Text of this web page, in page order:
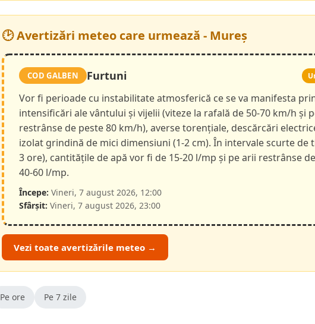
🕑 Avertizări meteo care urmează - Mureș
COD GALBEN Furtuni
Vor fi perioade cu instabilitate atmosferică ce se va manifesta
intensificări ale vântului și vijelii (viteze la rafală de 50-70 km/h și
restrânse de peste 80 km/h), averse torențiale, descărcări
izolat grindină de mici dimensiuni (1-2 cm). În intervale scurte de
3 ore), cantitățile de apă vor fi de 15-20 l/mp și pe arii restrânse
40-60 l/mp.
Începe: Vineri, 7 august 2026, 12:00
Sfârșit: Vineri, 7 august 2026, 23:00
Vezi toate avertizările meteo →
Pe ore Pe 7 zile